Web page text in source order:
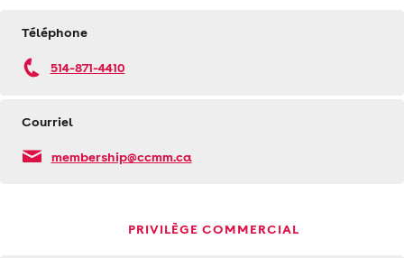
Téléphone
514-871-4410
Courriel
membership@ccmm.ca
PRIVILÈGE COMMERCIAL